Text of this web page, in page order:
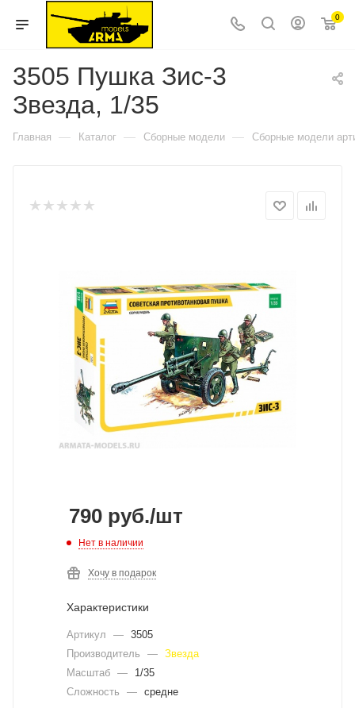
0
3505 Пушка Зис-3
Звезда, 1/35
Главная — Каталог — Сборные модели — Сборные модели
790 руб./шт
Нет в наличии
Хочу в подарок
Характеристики
Артикул — 3505
Производитель
— Звезда
Масштаб —
1/35
Сложность
— средне